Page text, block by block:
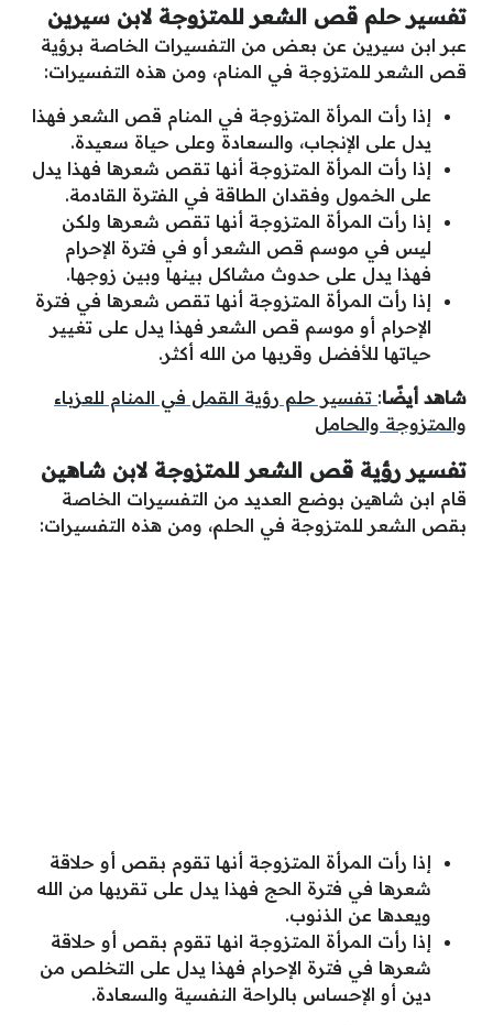
تفسير حلم قص الشعر للمتزوجة لابن سيرين
عبر ابن سيرين عن بعض من التفسيرات الخاصة برؤية
قص الشعر للمتزوجة في المنام، ومن هذه التفسيرات:
إذا رأت المرأة المتزوجة في المنام قص الشعر فهذا
يدل على الإنجاب، والسعادة وعلى حياة سعيدة.
إذا رأت المرأة المتزوجة أنها تقص شعرها فهذا يدل
على الخمول وفقدان الطاقة في الفترة القادمة.
إذا رأت المرأة المتزوجة أنها تقص شعرها ولكن
ليس في موسم قص الشعر أو في فترة الإحرام
فهذا يدل على حدوث مشاكل بينها وبين زوجها.
إذا رأت المرأة المتزوجة أنها تقص شعرها في فترة
الإحرام أو موسم قص الشعر فهذا يدل على تغيير
حياتها للأفضل وقربها من الله أكثر.
شاهد أيضًا: تفسير حلم رؤية القمل في المنام للعزباء
والمتزوجة والحامل
تفسير رؤية قص الشعر للمتزوجة لابن شاهين
قام ابن شاهين بوضع العديد من التفسيرات الخاصة
بقص الشعر للمتزوجة في الحلم، ومن هذه التفسيرات:
إذا رأت المرأة المتزوجة أنها تقوم بقص أو حلاقة
شعرها في فترة الحج فهذا يدل على تقربها من الله
ويعدها عن الذنوب.
إذا رأت المرأة المتزوجة انها تقوم بقص أو حلاقة
شعرها في فترة الإحرام فهذا يدل على التخلص من
دين أو الإحساس بالراحة النفسية والسعادة.